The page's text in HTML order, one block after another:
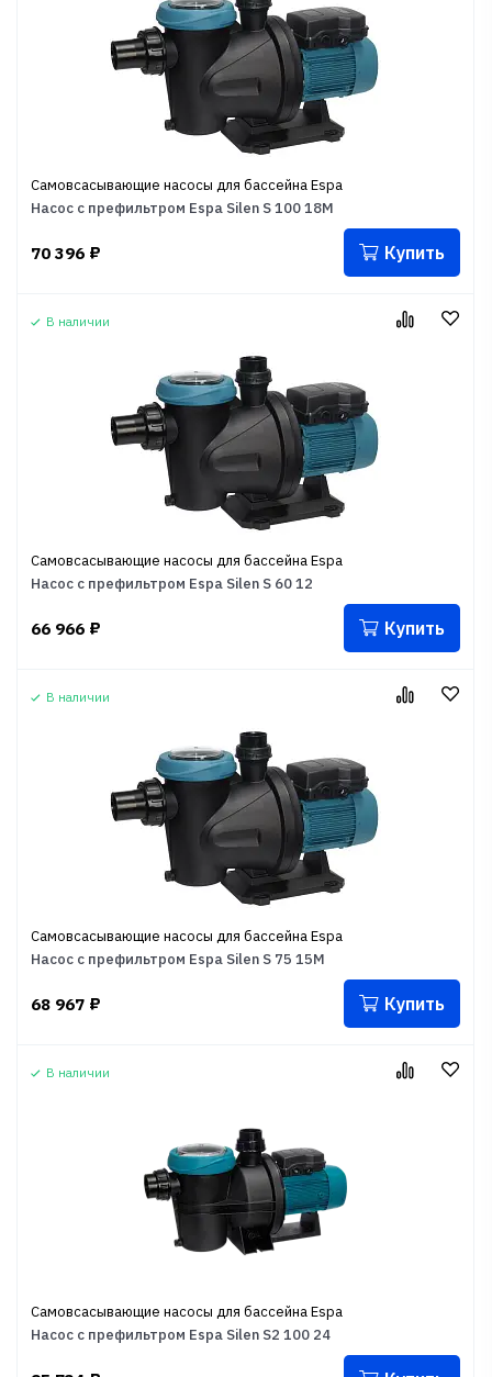
Самовсасывающие насосы для бассейна Espa
Насос с префильтром Espa Silen S 100 18M
70 396 ₽ Купить
В наличии
Самовсасывающие насосы для бассейна Espa
Насос с префильтром Espa Silen S 60 12
66 966 ₽ Купить
В наличии
Самовсасывающие насосы для бассейна Espa
Насос с префильтром Espa Silen S 75 15M
68 967 ₽ Купить
В наличии
Самовсасывающие насосы для бассейна Espa
Насос с префильтром Espa Silen S2 100 24